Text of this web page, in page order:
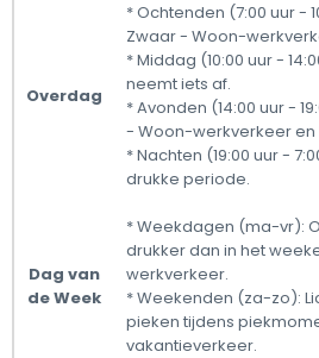
Overdag
* Ochtenden (7:00 uur -
Zwaar - Woon-
* Middag (10:00 uur -
neemt iets af.
* Avonden (14:00 uur -
- Woon-werkverkeer
* Nachten (19:00 uur -
drukke periode.
Dag van
de Week
* Weekdagen (ma-vr):
drukker dan in het
werkverkeer.
* Weekenden (za-zo):
pieken tijdens
vakantieverkeer.